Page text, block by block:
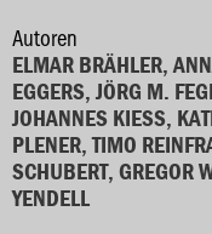
Autoren
ELMAR BRÄHLER,
EGGERS, JÖRG M.
JOHANNES KIESS,
PLENER, TIMO
SCHUBERT, GREGOR
YENDELL